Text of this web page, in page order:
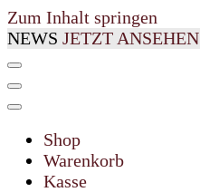
Zum Inhalt springen
NEWS JETZT ANSEHEN
Shop
Warenkorb
Kasse